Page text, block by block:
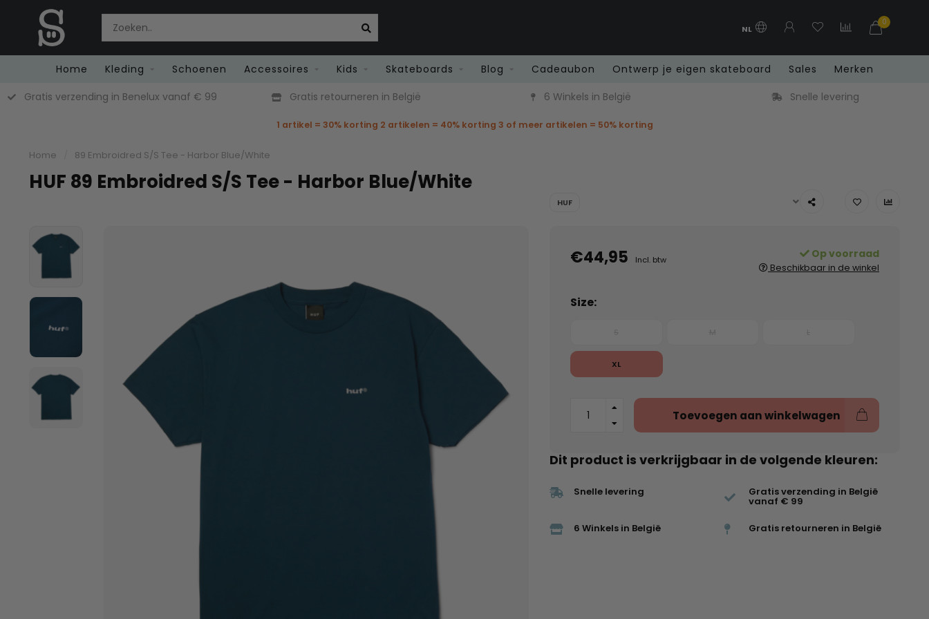
NL
0
Home Kleding Schoenen Accessoires Kids Skateboards Blog Cadeaubon Ontwerp je eigen skateboard Sales
Merken
Gratis verzending in Benelux vanaf € 99
Gratis retourneren in België 6 Winkels in België Snelle levering
1 artikel = 30% korting 2 artikelen = 40% korting 3 of meer artikelen = 50% korting
Home 89 Embroidred S/S Tee - Harbor Blue/White
HUF 89 Embroidred S/S Tee - Harbor Blue/White
HUF
€44,95 Incl. btw Op voorraad
Beschikbaar in de winkel
Size:
XL
Toevoegen aan winkelwagen
Dit product is verkrijgbaar in de volgende kleuren:
Snelle levering Gratis verzending in België
vanaf € 99
6 Winkels in België Gratis retourneren in België